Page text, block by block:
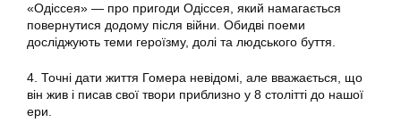
«Одіссея» — про пригоди Одіссея, який намагається
повернутися додому після війни. Обидві поеми
досліджують теми героїзму, долі та людського буття.
4. Точні дати життя Гомера невідомі, але вважається, що
він жив і писав свої твори приблизно у 8 столітті до нашої
ери.